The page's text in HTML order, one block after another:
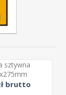
sztywna
brutto